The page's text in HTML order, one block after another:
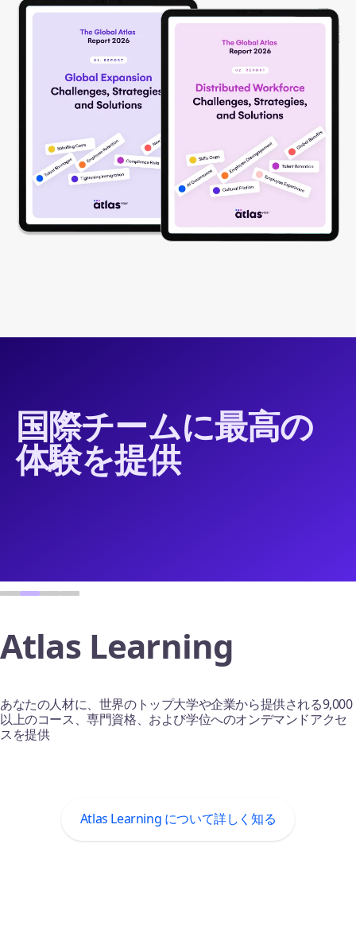
国際チームに最高の
体験を提供
セルフサービスのオン
アルゼンチンからジンバブエまでの人材を、自動化されたオン
人材のオンボーディングについて学ぶ
Atlas Learning
あなたの人材に、世界のトップ大学や企業から提供される9,000
以上のコース、専門資格、および学位へのオンデマンドアクセ
スを提供
Atlas Learning について詳しく知る
Atlasモバイルアプリ
iOSとAndroid用のAtlasモバイルアプリで、従業員は仕事の重要
な側面を移動中に管理できます
経費管理
単一のプラットフォームソリューションで国際的な経費請求と
払い戻しを簡単に効率化